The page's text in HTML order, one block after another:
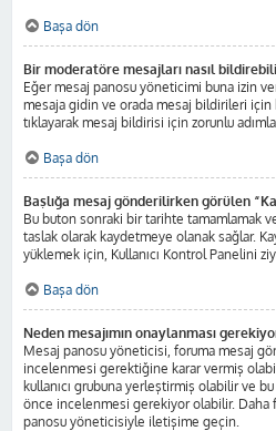
Başa dön
Bir moderatöre mesajları nasıl
Eğer mesaj panosu yöneticimi buna izin
mesaja gidin ve orada mesaj bildirileri
tıklayarak mesaj bildirisi için zorunlu
Başa dön
Başlığa mesaj gönderilirken görülen
Bu buton sonraki bir tarihte tamamlamak
taslak olarak kaydetmeye olanak sağlar.
yüklemek için, Kullanıcı Kontrol Panelini
Başa dön
Neden mesajımın onaylanması
Mesaj panosu yöneticisi, foruma mesaj
incelenmesi gerektiğine karar vermiş
kullanıcı grubuna yerleştirmiş olabilir ve
önce incelenmesi gerekiyor olabilir. Daha
panosu yöneticisiyle iletişime geçin.